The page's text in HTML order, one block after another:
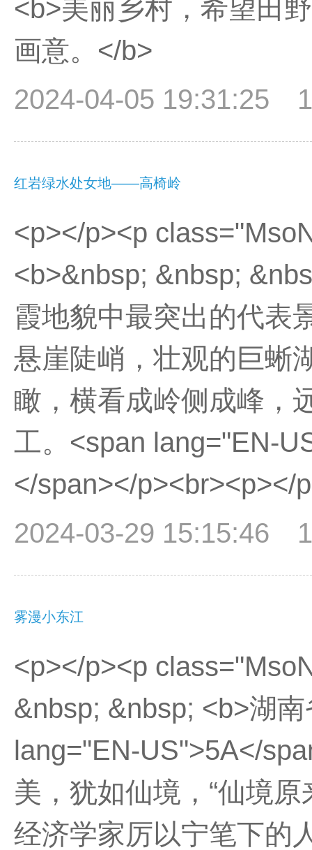
<b>美丽乡村，希望田
画意。</b>
2024-04-05 19:31:25
红岩绿水处女地——高椅岭
<p></p><p
<b>&nbsp; &nbsp;
霞地貌中最突出的代表
悬崖陡峭，壮观的巨蜥
瞰，横看成岭侧成峰，
工。<span lang="EN-
</span></p><br><p></
2024-03-29 15:15:46
雾漫小东江
<p></p><p
&nbsp; &nbsp; <b>湖
lang="EN-US">5A</
美，犹如仙境，“仙境
经济学家厉以宁笔下的